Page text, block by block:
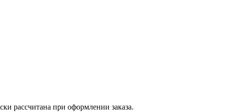
рассчитана при оформлении заказа.